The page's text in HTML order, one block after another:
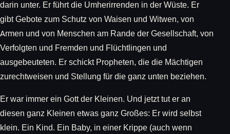
darin unter. Er führt die Umherirrenden in der Wüste. Er
gibt Gebote zum Schutz von Waisen und Witwen, von
Armen und von Menschen am Rande der Gesellschaft, von
Verfolgten und Fremden und Flüchtlingen und
ausgebeuteten. Er schickt Propheten, die die Mächtigen
zurechtweisen und Stellung für die ganz unten beziehen.
Er war immer ein Gott der Kleinen. Und jetzt tut er an
diesen ganz Kleinen etwas ganz Großes: Er wird selbst
klein. Ein Kind. Ein Baby, in einer Krippe (auch wenn